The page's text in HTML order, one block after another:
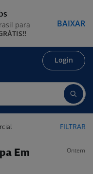
Login
FILTRAR
Em
Ontem
para
BAIXAR